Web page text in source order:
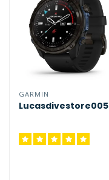
GARMIN
Lucasdivestore005